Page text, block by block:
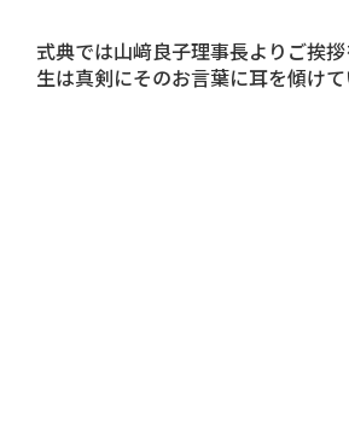
式典では山﨑良子理事長よりご挨
生は真剣にそのお言葉に耳を傾けて